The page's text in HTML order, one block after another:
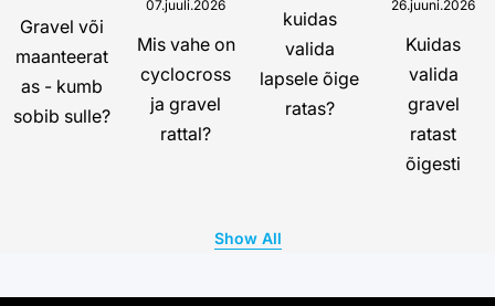
Gravel või
maanteerat
as - kumb
sobib sulle?
07.juuli.2026
Mis vahe on
cyclocross
ja gravel
rattal?
kuidas
valida
lapsele õige
ratas?
26.juuni.2026
Kuidas
valida
gravel
ratast
õigesti
Show All